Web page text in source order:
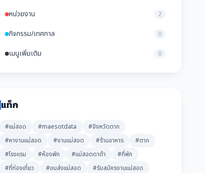
หน่วยงาน 2
กิจกรรม/เทศกาล 0
เมนูเพิ่มเติม 0
แท็ก
#แม่สอด #maesotdata
#จังหวัดตาก
#หางานแม่สอด
#งานแม่สอด #ร้านอาหาร
#ตาก
#โรงแรม
#ห้องพัก #แม่สอดดาต้า
#ที่พัก
#ที่ท่องเที่ยว
#ขนส่งแม่สอด
#รับสมัครงานแม่สอด